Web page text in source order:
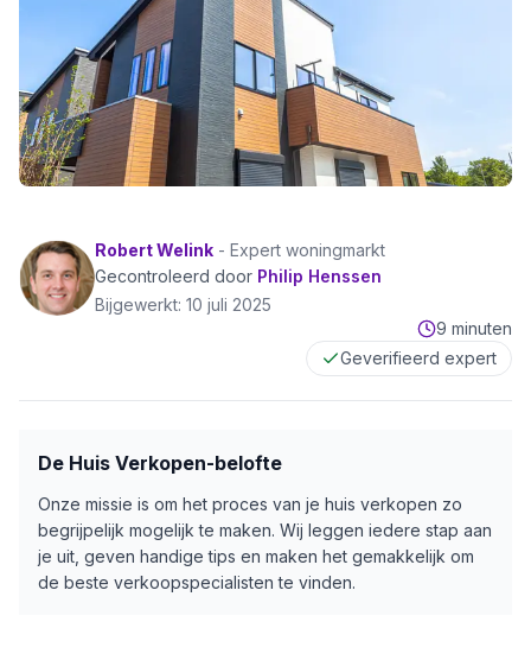
Robert Welink - Expert woningmarkt
Gecontroleerd door Philip Henssen
Bijgewerkt: 10 juli 2025
9 minuten
Geverifieerd expert
De Huis Verkopen-belofte
Onze missie is om het proces van je huis verkopen zo
begrijpelijk mogelijk te maken. Wij leggen iedere stap aan
je uit, geven handige tips en maken het gemakkelijk om
de beste verkoopspecialisten te vinden.